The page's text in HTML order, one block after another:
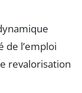
de l’emploi
revalorisation